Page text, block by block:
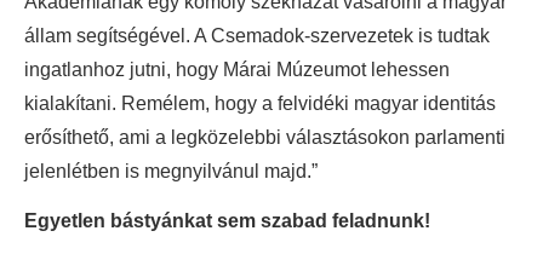
állam segítségével. A Csemadok-szervezetek is tudtak
ingatlanhoz jutni, hogy Márai Múzeumot lehessen
kialakítani. Remélem, hogy a felvidéki magyar identitás
erősíthető, ami a legközelebbi választásokon parlamenti
jelenlétben is megnyilvánul majd.”
Egyetlen bástyánkat sem szabad feladnunk!